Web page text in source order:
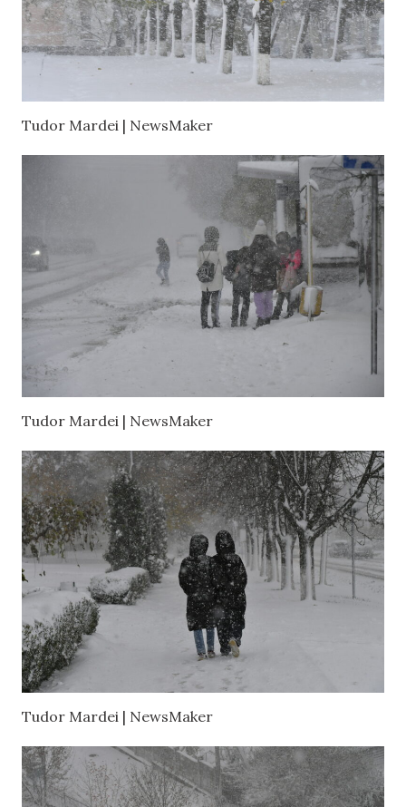
Tudor Mardei | NewsMaker
Tudor Mardei | NewsMaker
Tudor Mardei | NewsMaker